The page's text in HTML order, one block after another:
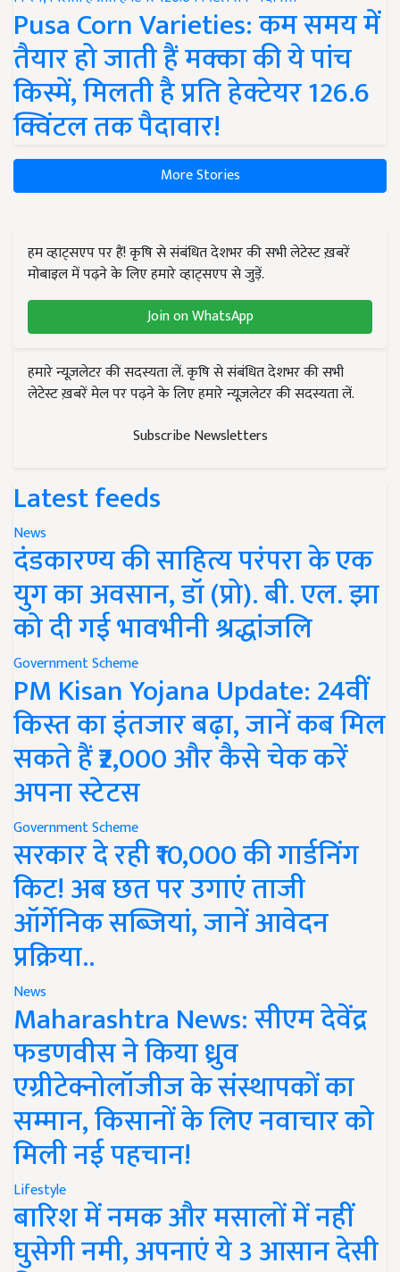
Pusa Corn Varieties: कम समय में
तैयार हो जाती हैं मक्का की ये पांच
किस्में, मिलती है प्रति हेक्टेयर 126.6
क्विंटल तक पैदावार!
More Stories
हम व्हाट्सएप पर हैं! कृषि से संबंधित देशभर की सभी लेटेस्ट ख़बरें
मोबाइल में पढ़ने के लिए हमारे व्हाट्सएप से जुड़ें.
Join on WhatsApp
हमारे न्यूज़लेटर की सदस्यता लें. कृषि से संबंधित देशभर की सभी
लेटेस्ट ख़बरें मेल पर पढ़ने के लिए हमारे न्यूज़लेटर की सदस्यता लें.
Subscribe Newsletters
Latest feeds
News
दंडकारण्य की साहित्य परंपरा के एक
युग का अवसान, डॉ (प्रो). बी. एल. झा
को दी गई भावभीनी श्रद्धांजलि
Government Scheme
PM Kisan Yojana Update: 24वीं
किस्त का इंतजार बढ़ा, जानें कब मिल
सकते हैं ₹2,000 और कैसे चेक करें
अपना स्टेटस
Government Scheme
सरकार दे रही ₹10,000 की गार्डनिंग
किट! अब छत पर उगाएं ताजी
ऑर्गेनिक सब्जियां, जानें आवेदन
प्रक्रिया..
News
Maharashtra News: सीएम देवेंद्र
फडणवीस ने किया ध्रुव
एग्रीटेक्नोलॉजीज के संस्थापकों का
सम्मान, किसानों के लिए नवाचार को
मिली नई पहचान!
Lifestyle
बारिश में नमक और मसालों में नहीं
घुसेगी नमी, अपनाएं ये 3 आसान देसी